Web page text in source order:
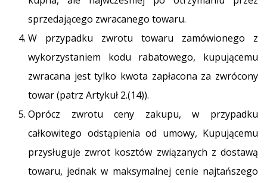
sprzedającego zwracanego towaru.
W przypadku zwrotu towaru zamówionego z
wykorzystaniem kodu rabatowego, kupującemu
zwracana jest tylko kwota zapłacona za zwrócony
towar (patrz Artykuł 2.(14)).
Oprócz zwrotu ceny zakupu, w przypadku
całkowitego odstąpienia od umowy, Kupującemu
przysługuje zwrot kosztów związanych z dostawą
towaru, jednak w maksymalnej cenie najtańszego